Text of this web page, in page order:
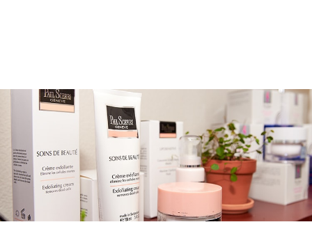
メニューを詳しく見る >